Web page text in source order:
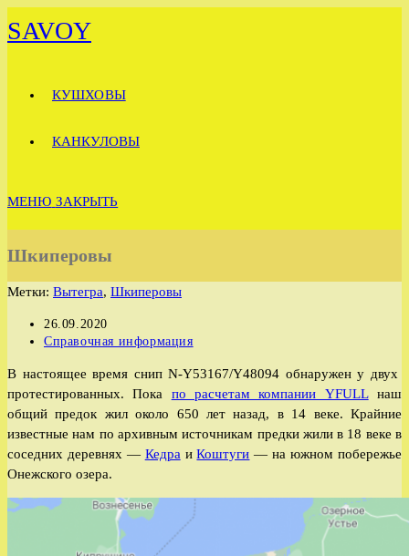
к
SAVOY
КУШХОВЫ
КАНКУЛОВЫ
МЕНЮ ЗАКРЫТЬ
Шкиперовы
Метки: Вытегра, Шкиперовы
Запись
опубликована:
26.09.2020
Рубрика
Справочная информация
В настоящее время снипN-Y53167/Y48094 обнаружен у двух
протестированных. Пока по расчетам компании YFULLнаш
общий предок жил около 650 лет назад, в 14 веке. Крайние
известные нам по архивным источникам предки жили в 18 веке в
соседних деревнях — Кедра иКоштуги — на южном побережье
Онежского озера.